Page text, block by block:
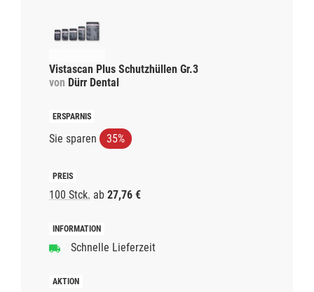
Vistascan Plus Schutzhüllen Gr.3
von Dürr Dental
Sie sparen 35%
100 Stck. ab 27,76 €
Schnelle Lieferzeit